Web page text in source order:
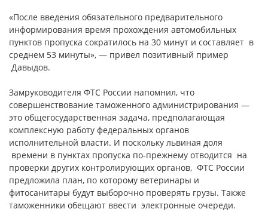
«После введения обязательного предварительного
информирования время прохождения автомобильных
пунктов пропуска сократилось на 30 минут и составляет в
среднем 53 минуты», — привел позитивный пример
Давыдов.
Замруководителя ФТС России напомнил, что
совершенствование таможенного администрирования —
это общегосударственная задача, предполагающая
комплексную работу федеральных органов
исполнительной власти. И поскольку львиная доля
времени в пунктах пропуска по-прежнему отводится на
проверки других контролирующих органов, ФТС России
предложила план, по которому ветеринары и
фитосанитары будут выборочно проверять грузы. Также
таможенники обещают ввести электронные очереди.